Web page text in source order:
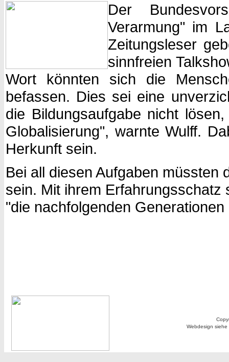
Der
Verarmung" im
Zeitungsleser
sinnfreien
Wort könnten sich die
befassen. Dies sei eine
die Bildungsaufgabe nicht
Globalisierung", warnte Wulff.
Herkunft sein.
Bei all diesen Aufgaben müssten
sein. Mit ihrem
"die nachfolgenden
Webdesign siehe